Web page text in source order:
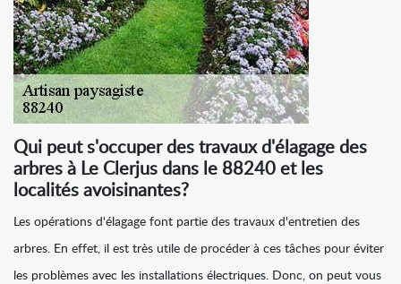
Qui peut s'occuper des travaux d'élagage des
arbres à Le Clerjus dans le 88240 et les
localités avoisinantes?
Les opérations d'élagage font partie des travaux d'entretien des
arbres. En effet, il est très utile de procéder à ces tâches pour éviter
les problèmes avec les installations électriques. Donc, on peut vous